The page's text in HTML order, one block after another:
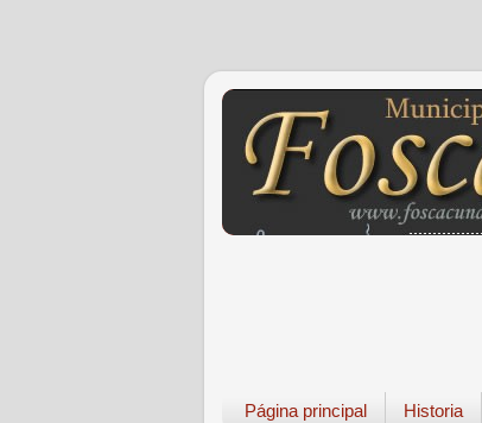
Página principal Historia